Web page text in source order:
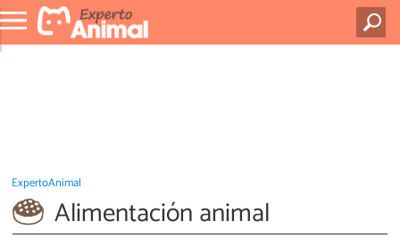
ExpertoAnimal
Alimentación animal